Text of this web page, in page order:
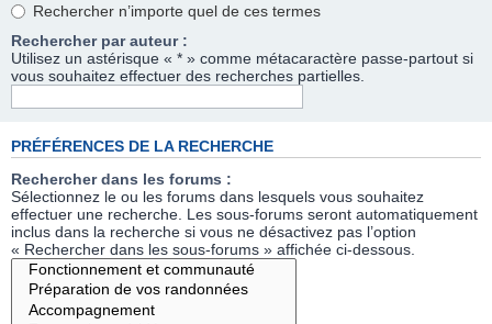
Rechercher n’importe quel de ces termes
Rechercher par auteur :
Utilisez un astérisque « * » comme métacaractère passe-partout si
vous souhaitez effectuer des recherches partielles.
PRÉFÉRENCES DE LA RECHERCHE
Rechercher dans les forums :
Sélectionnez le ou les forums dans lesquels vous souhaitez
effectuer une recherche. Les sous-forums seront automatiquement
inclus dans la recherche si vous ne désactivez pas l’option
« Rechercher dans les sous-forums » affichée ci-dessous.